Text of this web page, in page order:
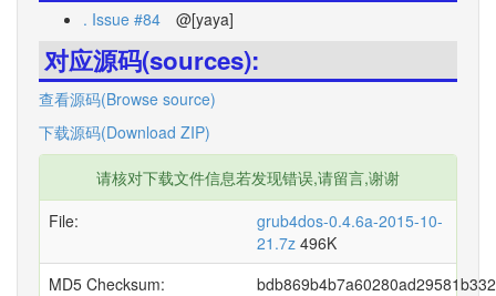
. Issue #84 @[yaya]
对应源码(sources):
查看源码(Browse source)
下载源码(Download ZIP)
请核对下载文件信息若发现错误,请留言,谢谢
File:
grub4dos-0.4.6a-2015-10-
21.7z 496K
MD5 Checksum: